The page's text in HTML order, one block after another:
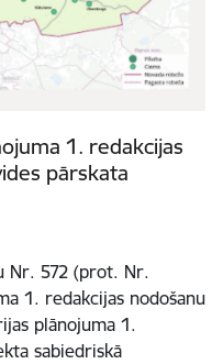
1. redakcijas
pārskata
Nr. 572 (prot. Nr.
1. redakcijas nodošanu
plānojuma 1.
sabiedriskā